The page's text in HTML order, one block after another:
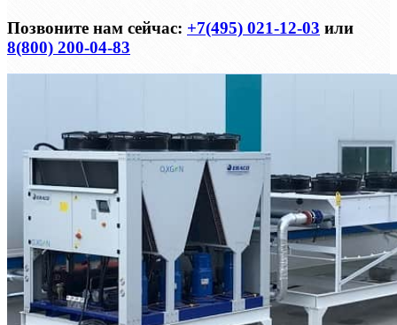
Позвоните нам сейчас: +7(495) 021-12-03 или
8(800) 200-04-83